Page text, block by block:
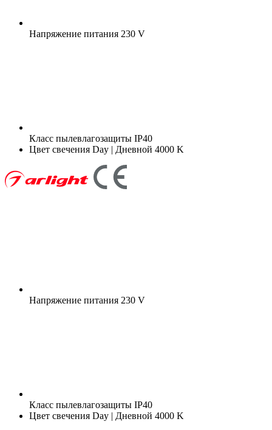
Напряжение питания 230 V
Класс пылевлагозащиты IP40
Цвет свечения Day | Дневной 4000 K
Напряжение питания 230 V
Класс пылевлагозащиты IP40
Цвет свечения Day | Дневной 4000 K